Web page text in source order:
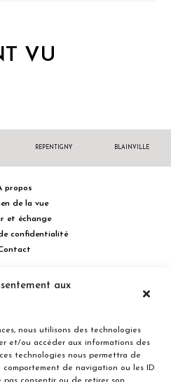
aux
nous utilisons des technologies
et/ou accéder aux informations des
technologies nous permettra de
de navigation ou les ID
VU
REPENTIGNY BLAINVILLE
propos
de la vue
et échange
confidentialité
Québec H7G 2E4 Canada